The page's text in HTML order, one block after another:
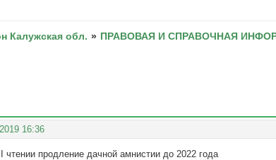
Калужская обл. » ПРАВОВАЯ И СПРАВОЧНАЯ
16:36
продление дачной амнистии до 2022 года